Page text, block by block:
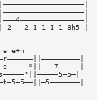
e+h